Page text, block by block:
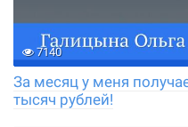
7140
За месяц у меня
тысяч рублей!